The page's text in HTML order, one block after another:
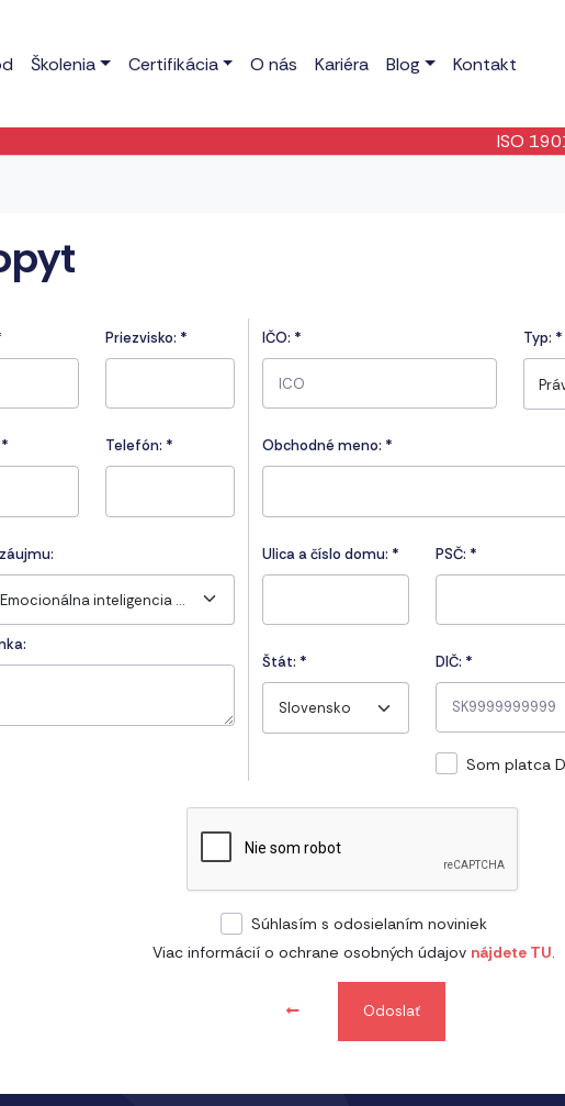
Školenia Certifikácia O nás Kariéra Blog Kontakt
ISO
Priezvisko: *
* Telefón: *
EQ - Emocionálna inteligencia v profesionálnej praxi
IČO: * Typ: *
Obchodné meno: *
Ulica a číslo domu: * PSČ: *
Štát: *
Slovensko
DIČ: *
Som platca
Súhlasím s odosielaním noviniek
Viac informácií o ochrane osobných údajov nájdete TU.
Odoslať